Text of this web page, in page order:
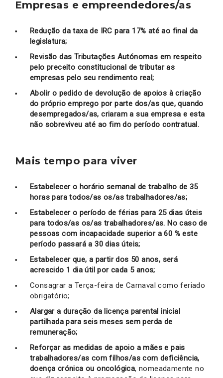
Empresas e empreendedores/as
Redução da taxa de IRC para 17% até ao final da
legislatura;
Revisão das Tributações Autónomas em respeito
pelo preceito constitucional de tributar as
empresas pelo seu rendimento real;
Abolir o pedido de devolução de apoios à criação
do próprio emprego por parte dos/as que, quando
desempregados/as, criaram a sua empresa e esta
não sobreviveu até ao fim do período contratual.
Mais tempo para viver
Estabelecer o horário semanal de trabalho de 35
horas para todos/as os/as trabalhadores/as;
Estabelecer o período de férias para 25 dias úteis
para todos/as os/as trabalhadores/as. No caso de
pessoas com incapacidade superior a 60 % este
período passará a 30 dias úteis;
Estabelecer que, a partir dos 50 anos, será
acrescido 1 dia útil por cada 5 anos;
Consagrar a Terça-feira de Carnaval como feriado
obrigatório;
Alargar a duração da licença parental inicial
partilhada para seis meses sem perda de
remuneração;
Reforçar as medidas de apoio a mães e pais
trabalhadores/as com filhos/as com deficiência,
doença crónica ou oncológica, nomeadamente no